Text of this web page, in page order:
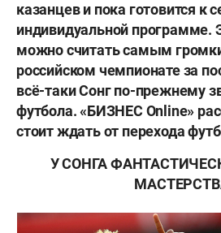
казанцев и пока готовится к
индивидуальной программе.
можно считать самым
российском чемпионате за
всё-таки Сонг по-прежнему
футбола. «БИЗНЕС Online»
стоит ждать от перехода
У СОНГА